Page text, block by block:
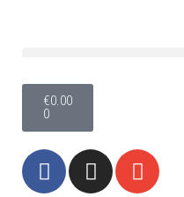
vsebino
€0.00
0